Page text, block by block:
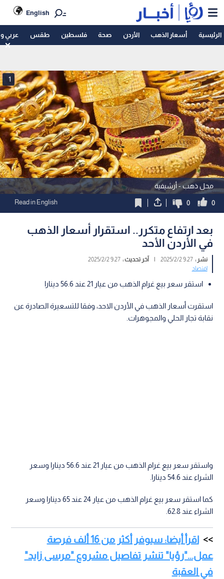
English
الرئيسية أسعار الذهب الأردن صحة فلسطين طقس عربي
محل ذهب - أرشيفية
1
0
0
Read in English
بعد ارتفاع متكرر.. استقرار أسعار الذهب
في الأردن الأحد
نشر :9:27 2025/2/2
| آخر تحديث :9:27 2025/2/2
اقتصاد
استقر سعر بيع غرام الذهب من عيار 21 عند 56.6 دينارا
استقرت أسعار الذهب في الأردن الاحد، وفقا للتسعيرة الصادرة عن
نقابة تجار الحلي والمجوهرات.
واستقر سعر بيع غرام الذهب من عيار 21 عند 56.6 دينارا وسعر
الشراء عند 54.6 دينارا.
كما استقر سعر بيع غرام الذهب من عيار 24 عند 65 دينارا وسعر
الشراء عند 62.8.
اقرأ أيضا: سيوفر أكثر من 16 ألف فرصة
عمل..."رؤيا" تنشر تفاصيل مشروع "مرسى زايد"
في العقبة